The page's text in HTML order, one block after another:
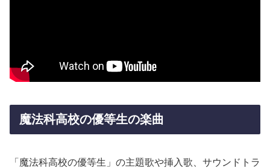
魔法科高校の優等生の楽曲
「魔法科高校の優等生」の主題歌や挿入歌、サウンドトラ